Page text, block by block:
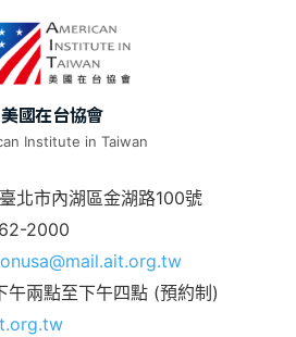
美國在台協會
Institute in Taiwan
北市內湖區金湖路100號
2000
午兩點至下午四點 (預約制)